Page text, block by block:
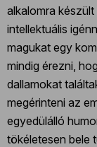
alkalomra
intellektuális
magukat egy
mindig érezni,
dallamokat
megérinteni az
egyedülálló
tökéletesen bele